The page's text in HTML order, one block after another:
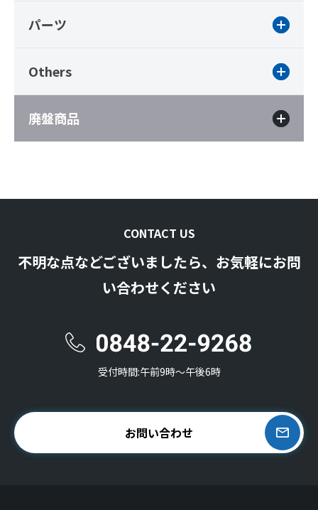
パーツ
Others
廃盤商品
CONTACT US
不明な点などございましたら、お気軽にお問
い合わせください
受付時間:午前9時〜午後6時
お問い合わせ